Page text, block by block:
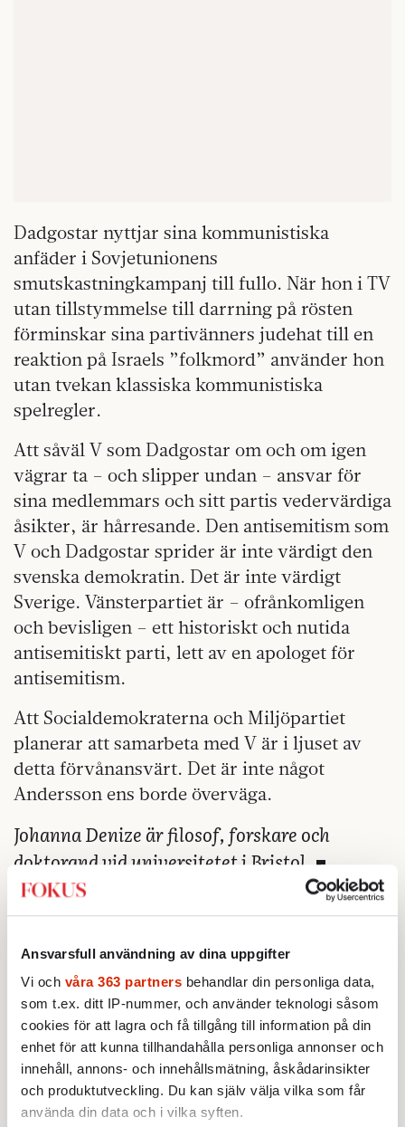
Ansvarsfull användning av dina uppgifter
Vi och våra 363 partners behandlar din personliga data,
som t.ex. ditt IP-nummer, och använder teknologi såsom
cookies för att lagra och få tillgång till information på din
enhet för att kunna tillhandahålla personliga annonser och
innehåll, annons- och innehållsmätning, åskådarinsikter
och produktutveckling. Du kan själv välja vilka som får
använda din data och i vilka syften.
Dadgostar nyttjar sina kommunistiska
anfäder i Sovjetunionens
smutskastningkampanj till fullo. När hon i TV
utan tillstymmelse till darrning på rösten
förminskar sina partivänners judehat till en
reaktion på Israels ”folkmord” använder hon
utan tvekan klassiska kommunistiska
spelregler.
Att såväl V som Dadgostar om och om igen
vägrar ta – och slipper undan – ansvar för
sina medlemmars och sitt partis vedervärdiga
åsikter, är hårresande. Den antisemitism som
V och Dadgostar sprider är inte värdigt den
svenska demokratin. Det är inte värdigt
Sverige. Vänsterpartiet är – ofrånkomligen
och bevisligen – ett historiskt och nutida
antisemitiskt parti, lett av en apologet för
antisemitism.
Att Socialdemokraterna och Miljöpartiet
planerar att samarbeta med V är i ljuset av
detta förvånansvärt. Det är inte något
Andersson ens borde överväga.
Johanna Denize är filosof, forskare och
doktorand vid universitetet i Bristol